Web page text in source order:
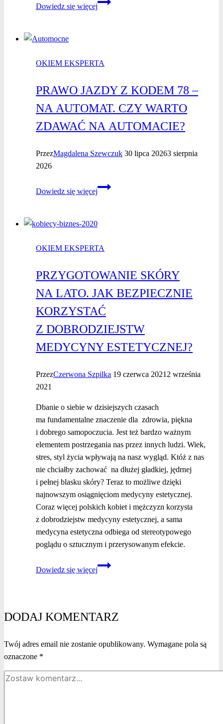
Dowiedz się więcej
w komorze
OKIEM EKSPERTA
PRAWO JAZDY Z KODEM 78 –
NA AUTOMAT. CZY WARTO
ZDAWAĆ NA AUTOMACIE?
PrzezMagdalena Szewczuk 30 lipca 20263 sierpnia
2026
Dowiedz się więcej
Prawo
78
na automat.
zdawać
OKIEM EKSPERTA
PRZYGOTOWANIE SKÓRY
NA LATO. JAK BEZPIECZNIE
KORZYSTAĆ
Z DOBRODZIEJSTW
MEDYCYNY ESTETYCZNEJ?
PrzezCzerwona Szpilka 19 czerwca 20212 września
2021
Dbanie o siebie w dzisiejszych czasach
ma fundamentalne znaczenie dla zdrowia, piękna
i dobrego samopoczucia. Jest też bardzo ważnym
elementem postrzegania nas przez innych ludzi. Wiek,
stres, styl życia wpływają na nasz wygląd. Któż z nas
nie chciałby zachować na dłużej gładkiej, jędrnej
i pełnej blasku skóry? Teraz to możliwe dzięki
najnowszym osiągnięciom medycyny estetycznej.
Coraz więcej polskich kobiet i mężczyzn korzysta
z dobrodziejstw medycyny estetycznej, a sama
medycyna estetyczna odbiega od stereotypowego
poglądu o sztucznym i przerysowanym efekcie.
Dowiedz się więcej
Przygotowanie
bezpiecznie
z dobrodziejstw
DODAJ KOMENTARZ
Twój adres email nie zostanie opublikowany. Wymagane pola są
oznaczone *